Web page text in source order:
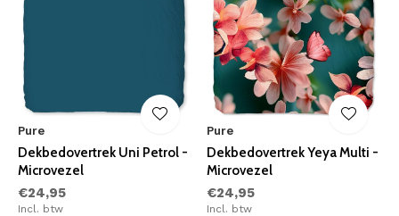
Pure
Dekbedovertrek Uni Petrol -
Microvezel
€24,95
Incl. btw
Pure
Dekbedovertrek Yeya Multi -
Microvezel
€24,95
Incl. btw